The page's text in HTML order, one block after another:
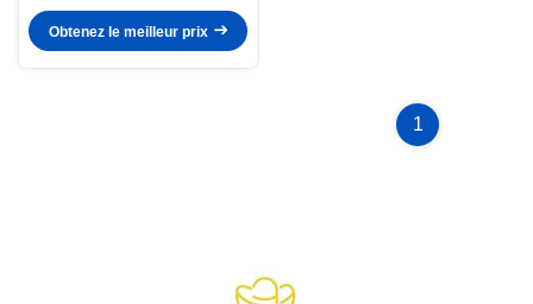
Obtenez le meilleur prix
1